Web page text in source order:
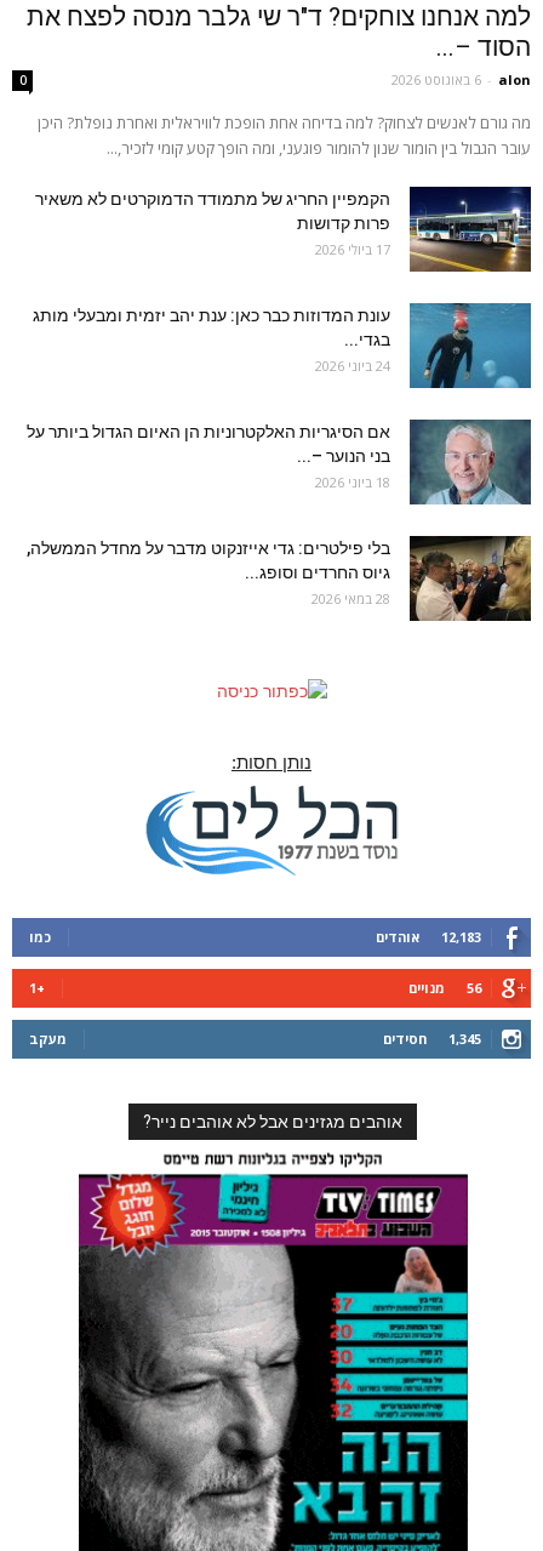
למה אנחנו צוחקים? ד"ר שי גלבר מנסה לפצח את
הסוד –...
alon
- 6 באוגוסט 2026 0
מה גורם לאנשים לצחוק? למה בדיחה אחת הופכת לוויראלית ואחרת נופלת? היכן
עובר הגבול בין הומור שנון להומור פוגעני, ומה הופך קטע קומי לזכיר,...
הקמפיין החריג של מתמודד הדמוקרטים לא משאיר
פרות קדושות
17 ביולי 2026
עונת המדוזות כבר כאן: ענת יהב יזמית ומבעלי מותג
בגדי...
24 ביוני 2026
אם הסיגריות האלקטרוניות הן האיום הגדול ביותר על
בני הנוער –...
18 ביוני 2026
בלי פילטרים: גדי אייזנקוט מדבר על מחדל הממשלה,
גיוס החרדים וסופג...
28 במאי 2026
נותן חסות:
12,183 אוהדים כמו
56 מנויים +1
1,345 חסידים מעקב
אוהבים מגזינים אבל לא אוהבים נייר?